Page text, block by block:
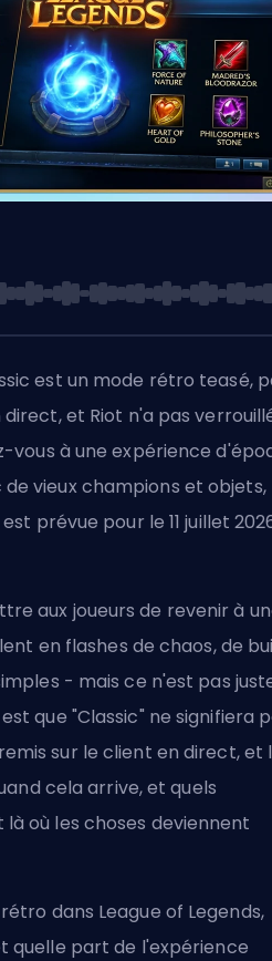
est un mode rétro teasé,
et Riot n'a pas
vous à une expérience
vieux champions et objets,
prévue pour le 11 juillet
aux joueurs de revenir à
en flashes de chaos, de
- mais ce n'est pas
que "Classic" ne signifiera
sur le client en direct, et
cela arrive, et quels
où les choses deviennent
dans League of Legends,
quelle part de l'expérience